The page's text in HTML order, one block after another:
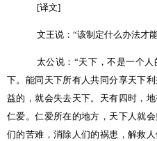
[译文]
文王说： “该制定什么办法才
太公说： “天下，不是一个人
下。能同天下所有人共同分享天下
益的，就会失去天下。天有四时，
仁爱。仁爱所在的地方，天下人就
们的苦难，消除人们的祸患，解救